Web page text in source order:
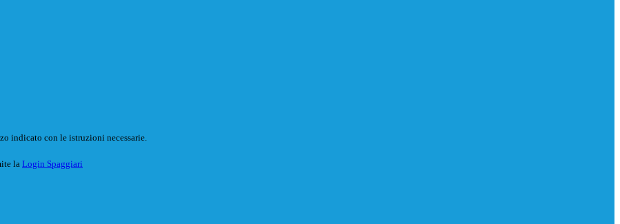
indicato con le istruzioni necessarie.
la Login Spaggiari